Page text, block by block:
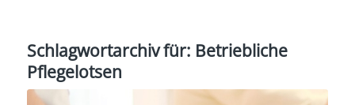
Schlagwortarchiv für: Betriebliche
Pflegelotsen